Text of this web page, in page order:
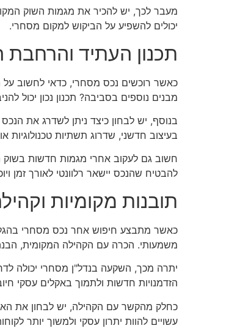
מעבר לכך, יש להכיר את מגמות השוק
יכולים להשפיע על הביקוש למקום מסחרי.
תכנון העתיד והרחבת
כאשר רוכשים נכס מסחרי, כדאי לחשוב
מבנים נוספים בסביבה? תכנון נכון יכול
בנוסף, יש לבחון כיצד ניתן לשדרג את
בעיצוב חדשני, שדרוג תשתיות טכנולוגיות
חשוב גם לעקוב אחרי מגמות חדשות בשוק
להבטיח שהנכס יישאר רלוונטי לאורך זמן
תובנות מקומיות
כאשר מתבצע חיפוש אחר נכס מסחרי
משמעותי. הכרה עם הקהילה המקומית,
יתרה מכך, השקעה בנדל"ן מסחרי יכולה
הזדמנויות חדשות ולתמוך באקלים עסקי
כחלק מהקשר עם הקהילה, יש לבחון את
עשויים להוות יתרון עסקי ולמשוך יותר